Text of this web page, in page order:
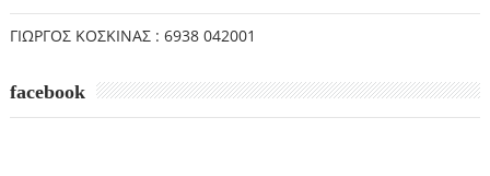
ΓΙΩΡΓΟΣ ΚΟΣΚΙΝΑΣ : 6938 042001
facebook